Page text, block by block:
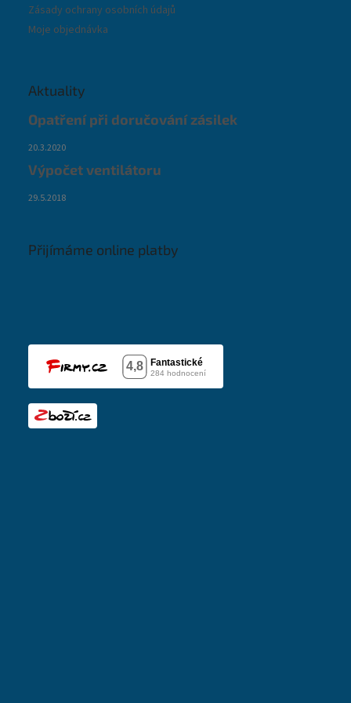
Zásady ochrany osobních údajů
Moje objednávka
Aktuality
Opatření při doručování zásilek
20.3.2020
Výpočet ventilátoru
29.5.2018
Přijímáme online platby